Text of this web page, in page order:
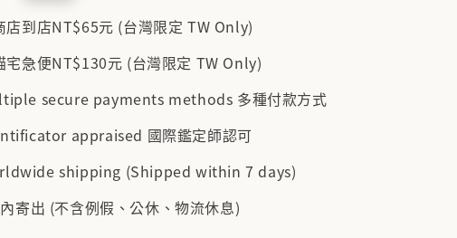
店到店NT$65元 (台灣限定 TW Only)
宅急便NT$130元 (台灣限定 TW Only)
secure payments methods 多種付款方式
appraised 國際鑑定師認可
shipping (Shipped within 7 days)
寄出 (不含例假、公休、物流休息)